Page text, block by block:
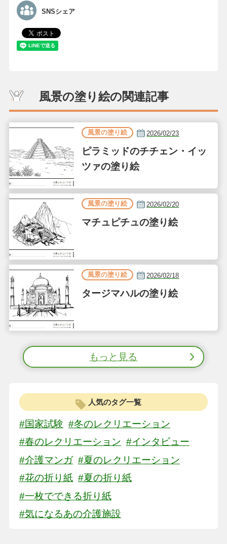
SNSシェア
風景の塗り絵の関連記事
風景の塗り絵 2026/02/23
ピラミッドのチチェン・イッ
ツァの塗り絵
風景の塗り絵 2026/02/20
マチュピチュの塗り絵
風景の塗り絵 2026/02/18
タージマハルの塗り絵
もっと見る
人気のタグ一覧
#国家試験 #冬のレクリエーション
#春のレクリエーション #インタビュー
#介護マンガ #夏のレクリエーション
#花の折り紙 #夏の折り紙
#一枚でできる折り紙
#気になるあの介護施設